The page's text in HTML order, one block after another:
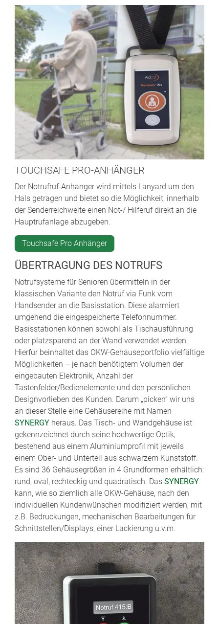
TOUCHSAFE PRO-ANHÄNGER
Der Notrufruf-Anhänger wird mittels Lanyard um den
Hals getragen und bietet so die Möglichkeit, innerhalb
der Senderreichweite einen Not-/ Hilferuf direkt an die
Hauptrufanlage abzugeben.
Touchsafe Pro Anhänger
ÜBERTRAGUNG DES NOTRUFS
Notrufsysteme für Senioren übermitteln in der
klassischen Variante den Notruf via Funk vom
Handsender an die Basisstation. Diese alarmiert
umgehend die eingespeicherte Telefonnummer.
Basisstationen können sowohl als Tischausführung
oder platzsparend an der Wand verwendet werden.
Hierfür beinhaltet das OKW-Gehäuseportfolio vielfältige
Möglichkeiten – je nach benötigtem Volumen der
eingebauten Elektronik, Anzahl der
Tastenfelder/Bedienelemente und den persönlichen
Designvorlieben des Kunden. Darum „picken“ wir uns
an dieser Stelle eine Gehäusereihe mit Namen
SYNERGY heraus. Das Tisch- und Wandgehäuse ist
gekennzeichnet durch seine hochwertige Optik,
bestehend aus einem Aluminiumprofil mit jeweils
einem Ober- und Unterteil aus schwarzem Kunststoff.
Es sind 36 Gehäusegrößen in 4 Grundformen erhältlich:
rund, oval, rechteckig und quadratisch. Das SYNERGY
kann, wie so ziemlich alle OKW-Gehäuse, nach den
individuellen Kundenwünschen modifiziert werden, mit
z.B. Bedruckungen, mechanischen Bearbeitungen für
Schnittstellen/Displays, einer Lackierung u.v.m.